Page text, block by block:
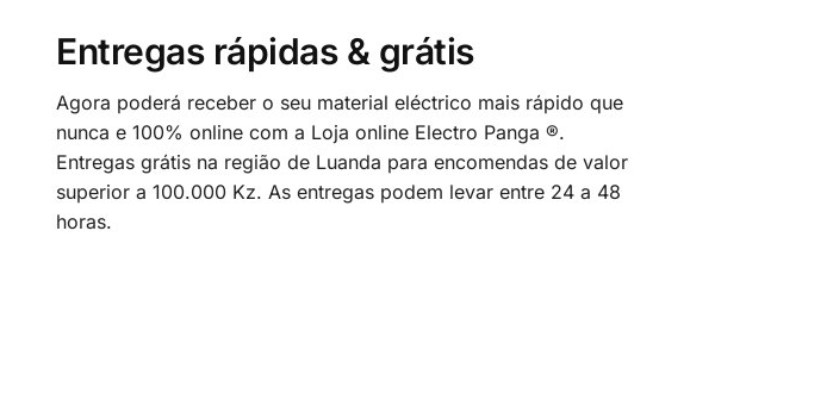
Entregas rápidas & grátis
Agora poderá receber o seu material eléctrico mais rápido que
nunca e 100% online com a Loja online Electro Panga ®.
Entregas grátis na região de Luanda para encomendas de valor
superior a 100.000 Kz. As entregas podem levar entre 24 a 48
horas.